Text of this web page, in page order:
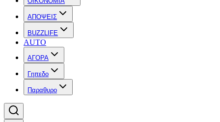
ΑΠΟΨΕΙΣ
BUZZLIFE
AUTO
ΑΓΟΡΑ
Γηπεδο
Παραθυρο